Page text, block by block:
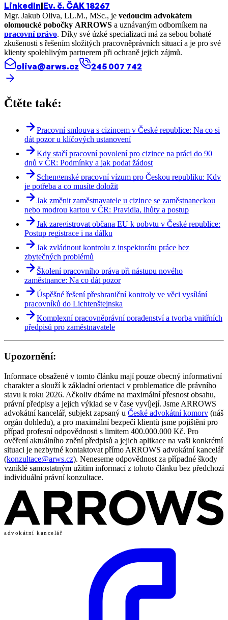
LinkedIn|Ev. č. ČAK 18267
Mgr. Jakub Oliva, LL.M., MSc., je vedoucím advokátem
olomoucké pobočky ARROWS a uznávaným odborníkem na
pracovní právo. Díky své úzké specializaci má za sebou bohaté
zkušenosti s řešením složitých pracovněprávních situací a je pro své
klienty spolehlivým partnerem při ochraně jejich zájmů.
oliva@arws.cz 245 007 742
Čtěte také:
Pracovní smlouva s cizincem v České republice: Na co si
dát pozor u klíčových ustanovení
Kdy stačí pracovní povolení pro cizince na práci do 90
dnů v ČR: Podmínky a jak podat žádost
Schengenské pracovní vízum pro Českou republiku: Kdy
je potřeba a co musíte doložit
Jak změnit zaměstnavatele u cizince se zaměstnaneckou
nebo modrou kartou v ČR: Pravidla, lhůty a postup
Jak zaregistrovat občana EU k pobytu v České republice:
Postup registrace i na dálku
Jak zvládnout kontrolu z inspektorátu práce bez
zbytečných problémů
Školení pracovního práva při nástupu nového
zaměstnance: Na co dát pozor
Úspěšné řešení přeshraniční kontroly ve věci vysílání
pracovníků do Lichtenštejnska
Komplexní pracovněprávní poradenství a tvorba vnitřních
předpisů pro zaměstnavatele
Upozornění:
Informace obsažené v tomto článku mají pouze obecný informativní
charakter a slouží k základní orientaci v problematice dle právního
stavu k roku 2026. Ačkoliv dbáme na maximální přesnost obsahu,
právní předpisy a jejich výklad se v čase vyvíjejí. Jsme ARROWS
advokátní kancelář, subjekt zapsaný u České advokátní komory (náš
orgán dohledu), a pro maximální bezpečí klientů jsme pojištěni pro
případ profesní odpovědnosti s limitem 400.000.000 Kč. Pro
ověření aktuálního znění předpisů a jejich aplikace na vaši konkrétní
situaci je nezbytné kontaktovat přímo ARROWS advokátní kancelář
(konzultace@arws.cz). Neneseme odpovědnost za případné škody
vzniklé samostatným užitím informací z tohoto článku bez předchozí
individuální právní konzultace.
advokátní kancelář